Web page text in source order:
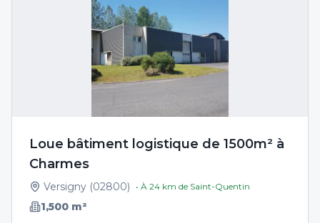
Loue bâtiment logistique de 1500m² à
Charmes
Versigny (02800) • À 24 km de Saint-Quentin
1,500 m²